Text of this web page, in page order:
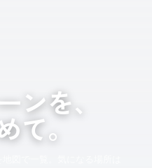
ンを、
て。